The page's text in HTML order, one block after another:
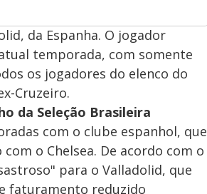
da Espanha. O jogador
temporada, com somente
os jogadores do elenco do
Cruzeiro.
da Seleção Brasileira
com o clube espanhol, que
o Chelsea. De acordo com o
para o Valladolid, que
faturamento reduzido